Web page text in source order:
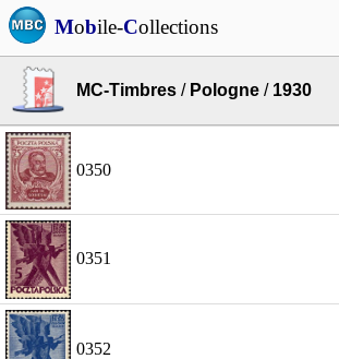
Mobile-Collections
MC-Timbres / Pologne / 1930
0350
0351
0352